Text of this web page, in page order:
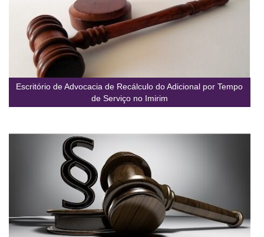
Escritório de Advocacia de Recálculo do Adicional por Tempo
de Serviço no Imirim